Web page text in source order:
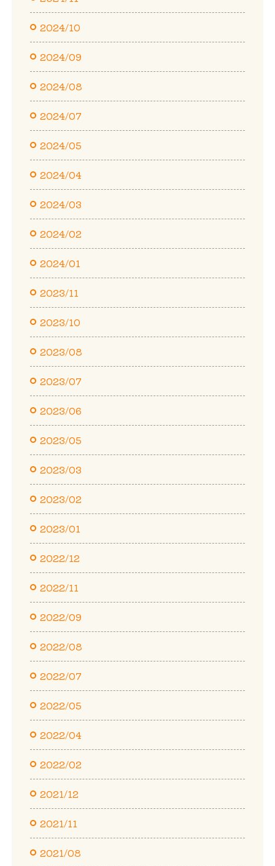
2024/10
2024/09
2024/08
2024/07
2024/05
2024/04
2024/03
2024/02
2024/01
2023/11
2023/10
2023/08
2023/07
2023/06
2023/05
2023/03
2023/02
2023/01
2022/12
2022/11
2022/09
2022/08
2022/07
2022/05
2022/04
2022/02
2021/12
2021/11
2021/08